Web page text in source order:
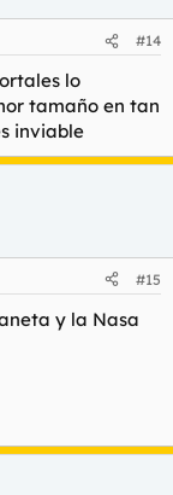
#14
lo
tamaño en tan
inviable
#15
y la Nasa